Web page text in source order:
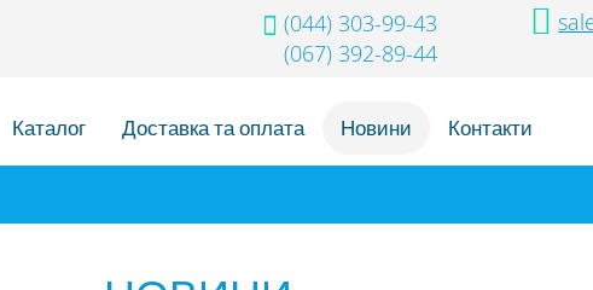
(044) 303-99-43
(067) 392-89-44
Каталог Доставка та оплата Новини Контакти